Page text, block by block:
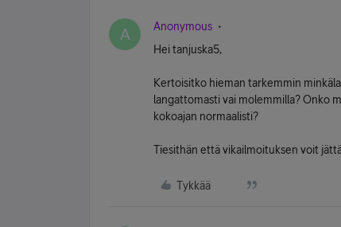
A Anonymous
Hei tanjuska5,
Kertoisitko hieman tarkemmin
langattomasti vai molemmilla? Onko
kokoajan normaalisti?
Tiesithän että vikailmoituksen voit
Tykkää